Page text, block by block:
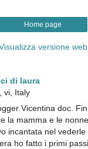
Home page
versione web
di laura
vi, Italy
Vicentina doc.
la mamma e le
incantata nel
ho fatto i primi